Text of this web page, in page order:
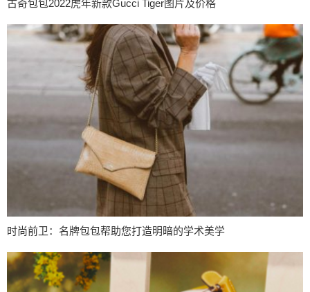
古奇包包2022虎年新款Gucci Tiger图片及价格
时尚前卫：名牌包包帮助您打造明暗的学术美学